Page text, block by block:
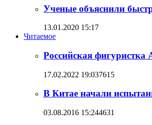
Ученые объяснили
13.01.2020 15:17
Читаемое
Российская
17.02.2022 19:037615
В Китае начали
03.08.2016 15:244631